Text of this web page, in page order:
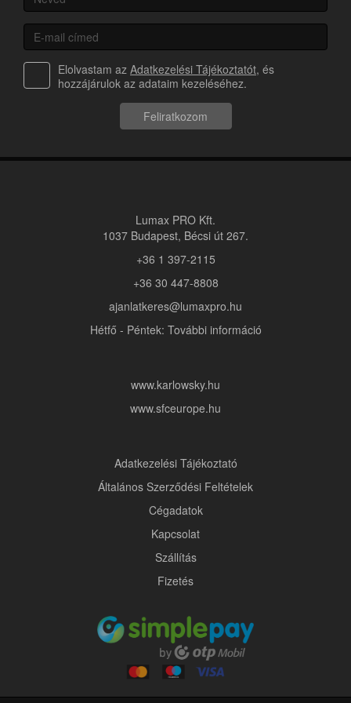
Elolvastam az Adatkezelési Tájékoztatót, és
hozzájárulok az adataim kezeléséhez.
Feliratkozom
Lumax PRO Kft.
1037 Budapest, Bécsi út 267.
+36 1 397-2115
+36 30 447-8808
ajanlatkeres@lumaxpro.hu
Hétfő - Péntek: További információ
www.karlowsky.hu
www.sfceurope.hu
Adatkezelési Tájékoztató
Általános Szerződési Feltételek
Cégadatok
Kapcsolat
Szállítás
Fizetés